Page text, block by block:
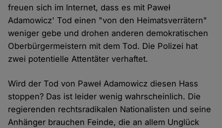
freuen sich im Internet, dass es mit Paweł
Adamowicz' Tod einen "von den Heimatsverrätern"
weniger gebe und drohen anderen demokratischen
Oberbürgermeistern mit dem Tod. Die Polizei hat
zwei potentielle Attentäter verhaftet.
Wird der Tod von Paweł Adamowicz diesen Hass
stoppen? Das ist leider wenig wahrscheinlich. Die
regierenden rechtsradikalen Nationalisten und seine
Anhänger brauchen Feinde, die an allem Unglück